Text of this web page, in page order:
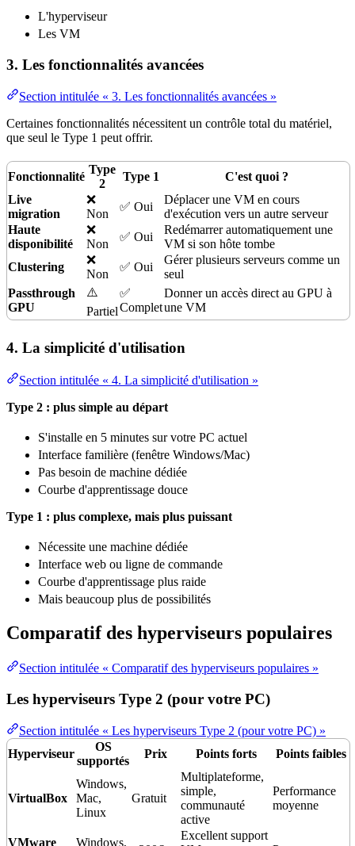
L'hyperviseur
Les VM
3. Les fonctionnalités avancées
Section intitulée « 3. Les fonctionnalités avancées »
Certaines fonctionnalités nécessitent un contrôle total du matériel,
que seul le Type 1 peut offrir.
Fonctionnalité
Type
2
Type 1
C'est quoi ?
Live
migration
❌
Non
✅ Oui
Déplacer une VM en cours
d'exécution vers un autre serveur
Haute
disponibilité
❌
Non
✅ Oui
Redémarrer automatiquement une
VM si son hôte tombe
Clustering
❌
Non
✅ Oui
Gérer plusieurs serveurs comme un
seul
Passthrough
GPU
⚠️
Partiel
✅
Complet
Donner un accès direct au GPU à
une VM
4. La simplicité d'utilisation
Section intitulée « 4. La simplicité d'utilisation »
Type 2 : plus simple au départ
S'installe en 5 minutes sur votre PC actuel
Interface familière (fenêtre Windows/Mac)
Pas besoin de machine dédiée
Courbe d'apprentissage douce
Type 1 : plus complexe, mais plus puissant
Nécessite une machine dédiée
Interface web ou ligne de commande
Courbe d'apprentissage plus raide
Mais beaucoup plus de possibilités
Comparatif des hyperviseurs populaires
Section intitulée « Comparatif des hyperviseurs populaires »
Les hyperviseurs Type 2 (pour votre PC)
Section intitulée « Les hyperviseurs Type 2 (pour votre PC) »
Hyperviseur
OS
supportés
Prix Points forts Points faibles
VirtualBox
Windows,
Mac,
Linux
Gratuit
Multiplateforme,
simple,
communauté
active
Performance
moyenne
VMware Windows,
Excellentsupport